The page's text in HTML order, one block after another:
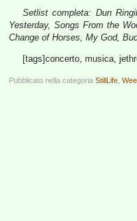
Setlist completa: Dun
Yesterday, Songs From the
Change of Horses, My God,
[tags]concerto, musica,
Pubblicato nella categoria StillLife